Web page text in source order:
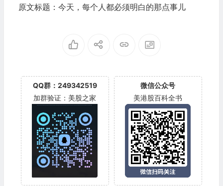
原文标题：今天，每个人都必须明白的那点事儿
QQ群：249342519
加群验证：美股之家
微信公众号
美港股百科全书